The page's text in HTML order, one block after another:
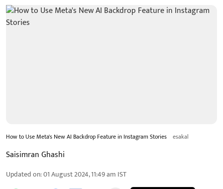
How to Use Meta's New AI Backdrop Feature in Instagram Stories esakal
Saisimran Ghashi
Updated on:01 August 2024, 11:49 am IST